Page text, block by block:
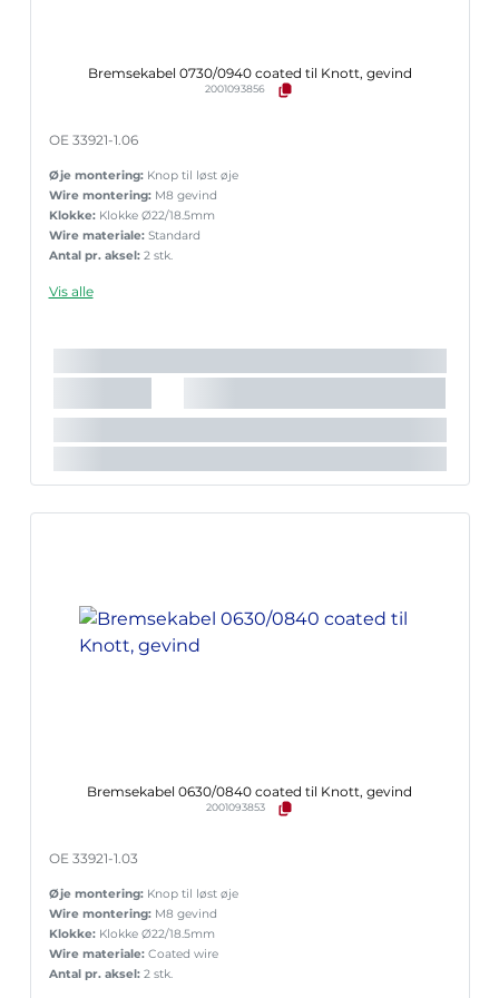
Bremsekabel 0730/0940 coated til Knott, gevind
2001093856
OE 33921-1.06
Øje montering: Knop til løst øje
Wire montering: M8 gevind
Klokke: Klokke Ø22/18.5mm
Wire materiale: Standard
Antal pr. aksel: 2 stk.
Vis alle
Bremsekabel 0630/0840 coated til Knott, gevind
2001093853
OE 33921-1.03
Øje montering: Knop til løst øje
Wire montering: M8 gevind
Klokke: Klokke Ø22/18.5mm
Wire materiale: Coated wire
Antal pr. aksel: 2 stk.